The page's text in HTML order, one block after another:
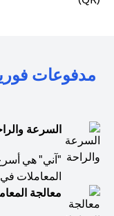
مدفوعات
السرعة
"آني" هي أسرع
المعاملات
معالجة